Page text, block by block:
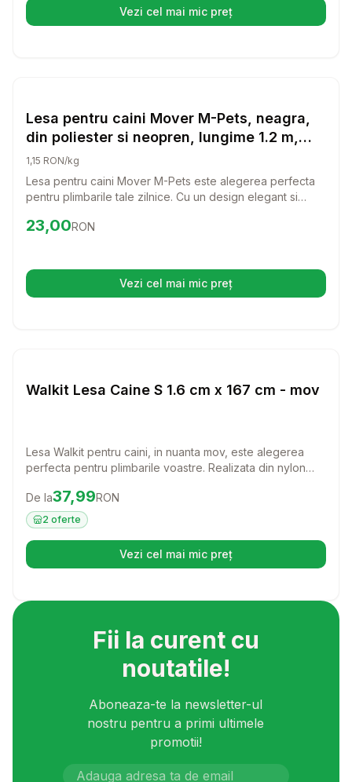
Vezi cel mai mic preț(se deschide într-o filă nouă)
Lesa pentru caini Mover M-Pets, neagra,
din poliester si neopren, lungime 1.2 m,
pentru caini cu greutate de pana la 20 kg
1,15 RON/kg
Lesa pentru caini Mover M-Pets este alegerea perfecta
pentru plimbarile tale zilnice. Cu un design elegant si
siguranta atat pentru tine, cat si pentru catelul tau.
Preț:23.00
23,00RON
Vezi cel mai mic preț(se deschide într-o filă nouă)
Walkit Lesa Caine S 1.6 cm x 167 cm - mov
Lesa Walkit pentru caini, in nuanta mov, este alegerea
perfecta pentru plimbarile voastre. Realizata din nylon
fiecare aventura alaturi de prietenul tau patruped.
Preț:37.99 RON
De la37,99RON
2 oferte
Vezi cel mai mic preț(se deschide într-o filă nouă)
Fii la curent cu
noutatile!
Aboneaza-te la newsletter-ul
nostru pentru a primi ultimele
promotii!